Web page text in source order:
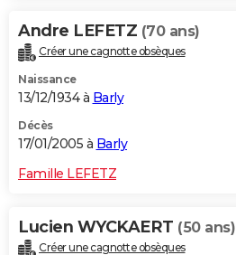
Andre LEFETZ (70 ans)
Créer une cagnotte obsèques
Naissance
13/12/1934 à Barly
Décès
17/01/2005 à Barly
Famille LEFETZ
Lucien WYCKAERT (50 ans)
Créer une cagnotte obsèques